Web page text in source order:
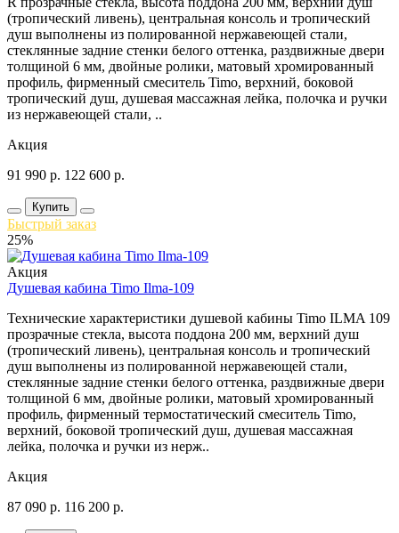
(тропический ливень), центральная консоль и тропический
душ выполнены из полированной нержавеющей стали,
стеклянные задние стенки белого оттенка, раздвижные двери
толщиной 6 мм, двойные ролики, матовый хромированный
профиль, фирменный смеситель Timo, верхний, боковой
тропический душ, душевая массажная лейка, полочка и ручки
из нержавеющей стали, ..
Акция
91 990 р. 122 600 р.
Купить
Быстрый заказ
25%
Акция
Душевая кабина Timo Ilma-109
Технические характеристики душевой кабины Timo ILMA 109
прозрачные стекла, высота поддона 200 мм, верхний душ
(тропический ливень), центральная консоль и тропический
душ выполнены из полированной нержавеющей стали,
стеклянные задние стенки белого оттенка, раздвижные двери
толщиной 6 мм, двойные ролики, матовый хромированный
профиль, фирменный термостатический смеситель Timo,
верхний, боковой тропический душ, душевая массажная
лейка, полочка и ручки из нерж..
Акция
87 090 р. 116 200 р.